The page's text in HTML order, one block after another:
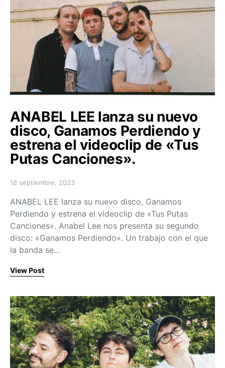
ANABEL LEE lanza su nuevo
disco, Ganamos Perdiendo y
estrena el videoclip de «Tus
Putas Canciones».
Posted on
18 septiembre, 2023
ANABEL LEE lanza su nuevo disco, Ganamos
Perdiendo y estrena el videoclip de «Tus Putas
Canciones». Anabel Lee nos presenta su segundo
disco: «Ganamos Perdiendo». Un trabajo con el que
la banda se…
View Post